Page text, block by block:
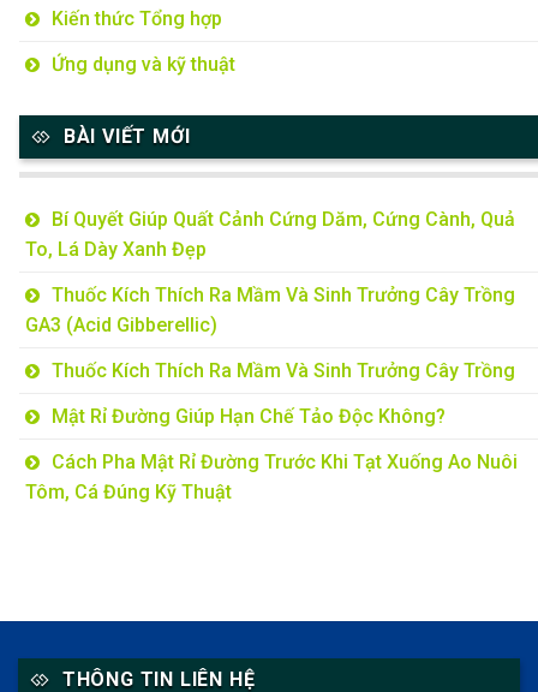
Kiến thức Tổng hợp
Ứng dụng và kỹ thuật
BÀI VIẾT MỚI
Bí Quyết Giúp Quất Cảnh Cứng Dăm, Cứng Cành, Quả
To, Lá Dày Xanh Đẹp
Thuốc Kích Thích Ra Mầm Và Sinh Trưởng Cây Trồng
GA3 (Acid Gibberellic)
Thuốc Kích Thích Ra Mầm Và Sinh Trưởng Cây Trồng
Mật Rỉ Đường Giúp Hạn Chế Tảo Độc Không?
Cách Pha Mật Rỉ Đường Trước Khi Tạt Xuống Ao Nuôi
Tôm, Cá Đúng Kỹ Thuật
THÔNG TIN LIÊN HỆ